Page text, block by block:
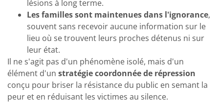
lésions à long terme.
Les familles sont maintenues dans l'ignorance,
souvent sans recevoir aucune information sur le
lieu où se trouvent leurs proches détenus ni sur
leur état.
Il ne s'agit pas d'un phénomène isolé, mais d'un
élément d'un stratégie coordonnée de répression
conçu pour briser la résistance du public en semant la
peur et en réduisant les victimes au silence.